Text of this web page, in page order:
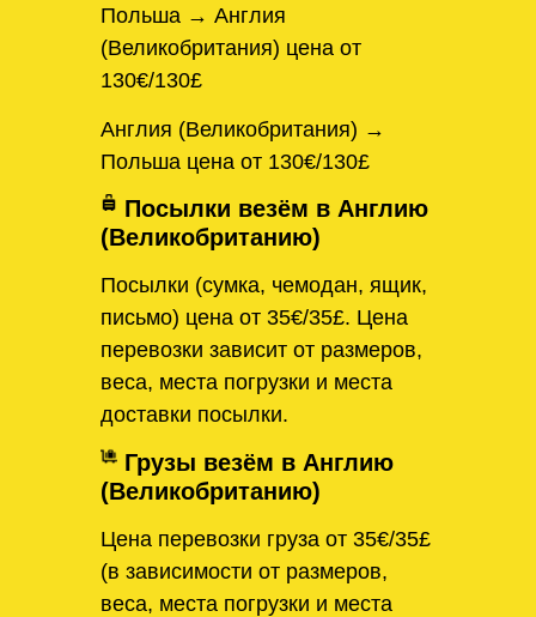
Польша → Англия
(Великобритания) цена от
130€/130£
Англия (Великобритания) →
Польша цена от 130€/130£
Посылки везём в Англию
(Великобританию)
Посылки (сумка, чемодан, ящик,
письмо) цена от 35€/35£. Цена
перевозки зависит от размеров,
веса, места погрузки и места
доставки посылки.
Грузы везём в Англию
(Великобританию)
Цена перевозки груза от 35€/35£
(в зависимости от размеров,
веса, места погрузки и места